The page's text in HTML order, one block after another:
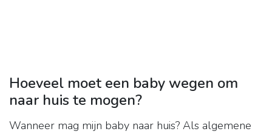
Hoeveel moet een baby wegen om
naar huis te mogen?
Wanneer mag mijn baby naar huis? Als algemene